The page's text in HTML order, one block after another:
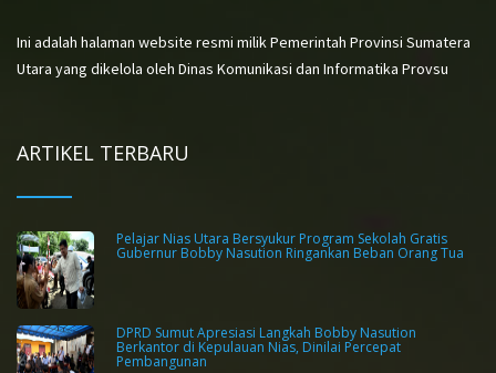
Ini adalah halaman website resmi milik Pemerintah Provinsi Sumatera
Utara yang dikelola oleh Dinas Komunikasi dan Informatika Provsu
ARTIKEL TERBARU
Pelajar Nias Utara Bersyukur Program Sekolah Gratis
Gubernur Bobby Nasution Ringankan Beban Orang Tua
DPRD Sumut Apresiasi Langkah Bobby Nasution
Berkantor di Kepulauan Nias, Dinilai Percepat
Pembangunan